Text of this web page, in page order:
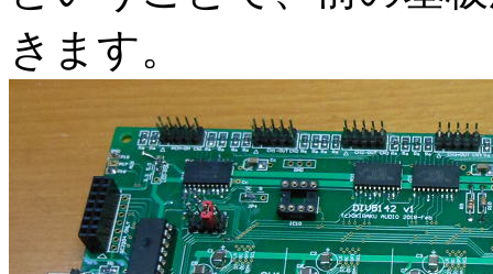
きます。